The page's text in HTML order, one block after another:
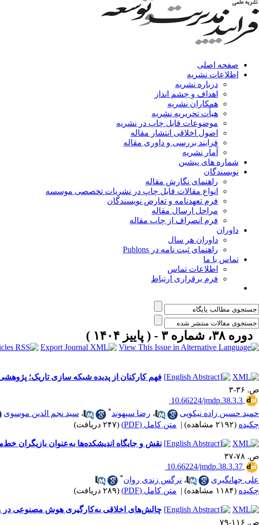
صفحه اصلی
اطلاعات نشریه
درباره نشریه
اهداف و چشم انداز
همکاران نشریه
هیأت تحریریه نشریه
موضوعات قابل چاپ در نشریه
اصول اخلاقی انتشار مقاله
فرایند بررسی و داوری مقاله
آمار نشریه
شماره های پیشین
نویسندگان
راهنمای نگارش مقاله
انواع مقالات قابل چاپ در نشریات تخصصی موسسه
فرم تعهدنامه و تعارض نویسندگان
مراحل ارسال مقاله
فرم انصراف از چاپ مقاله
داوران
داوران هر سال
راهنمای ثبت نامه در Publons
تماس با ما
اطلاعات تماس
فرم برقراری ارتباط
دوره ۳۸، شماره ۳ - ( پاییز ۱۴۰۴ )
فهم کارکنان از پدیده شبکه سازی تاریک؛ پژوهشی
ص. ۳۶-۳
‎ 10.66224/jmdp.38.3.3
حمید حسین زاده نیکویی
، رضا سپهوند* ، سید نجم الدین موسوی
چکیده (۲۱۹۲ مشاهده) | متن کامل (PDF) (۲۴۷ دریافت)
نقش و جایگاه اندیشکده‌ها به‌عنوان بازیگران
ص. ۷۸-۳۷
‎ 10.66224/jmdp.38.3.37
علی جهانگیری
، نرگس زندی روان*
چکیده (۱۱۸۴ مشاهده) | متن کامل (PDF) (۲۸۹ دریافت)
چالش‌های اخلاقی به‌کارگیری هوش مصنوعی در
ص. ۱۱۶-۷۹